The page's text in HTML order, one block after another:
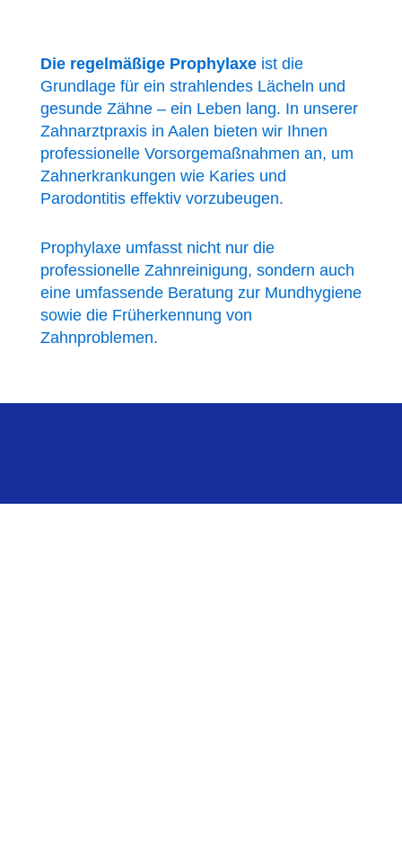
Die regelmäßige Prophylaxeist die
Grundlage für ein strahlendes Lächeln und
gesunde Zähne – ein Leben lang. In unserer
Zahnarztpraxis in Aalen bieten wir Ihnen
professionelle Vorsorgemaßnahmen an, um
Zahnerkrankungen wie Karies und
Parodontitis effektiv vorzubeugen.
Prophylaxe umfasst nicht nur die
professionelle Zahnreinigung, sondern auch
eine umfassende Beratung zur Mundhygiene
sowie die Früherkennung von
Zahnproblemen.